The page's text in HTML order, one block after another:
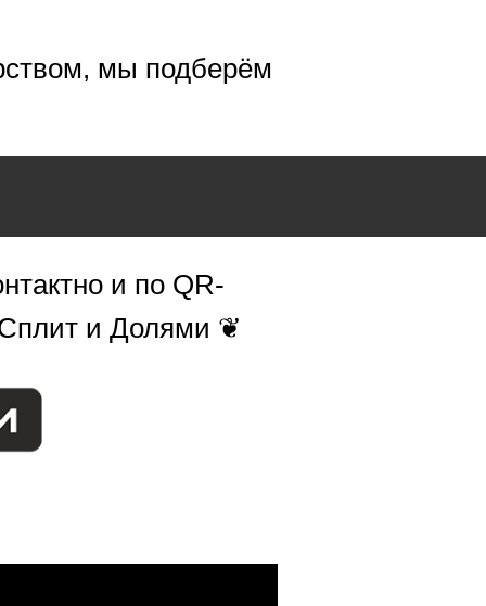
мы подберём
и по QR-
Сплит и Долями ❦